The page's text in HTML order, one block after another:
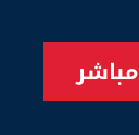
مباشر